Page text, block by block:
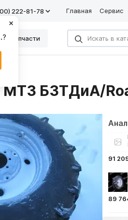
222-81-78 Главная Сервис
Запчасти
МТЗ БЗТДиА/
91
89
?